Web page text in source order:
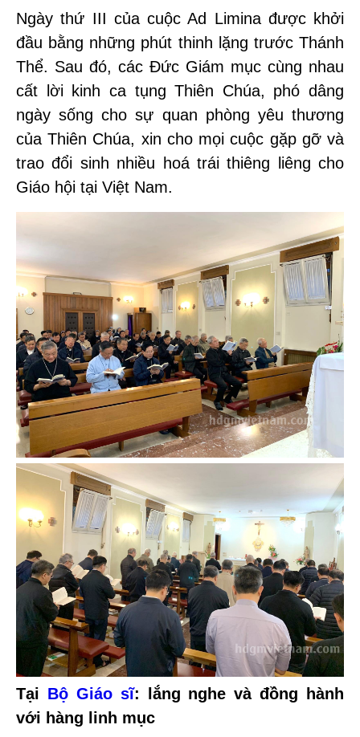
Ngày thứ III của cuộc Ad Limina được khởi
đầu bằng những phút thinh lặng trước Thánh
Thể. Sau đó, các Đức Giám mục cùng nhau
cất lời kinh ca tụng Thiên Chúa, phó dâng
ngày sống cho sự quan phòng yêu thương
của Thiên Chúa, xin cho mọi cuộc gặp gỡ và
trao đổi sinh nhiều hoá trái thiêng liêng cho
Giáo hội tại Việt Nam.
Tại Bộ Giáo sĩ: lắng nghe và đồng hành
với hàng linh mục